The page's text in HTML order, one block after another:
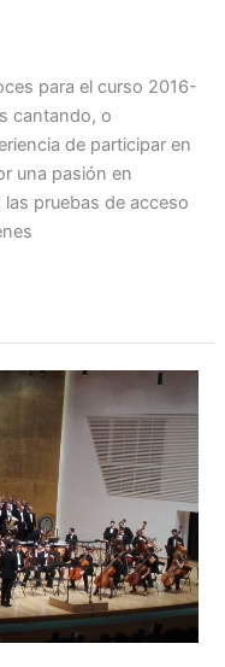
para el curso 2016-
cantando, o
de participar en
una pasión en
pruebas de acceso